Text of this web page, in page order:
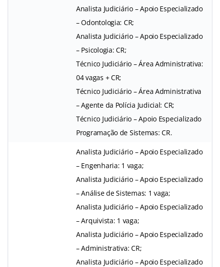
Analista Judiciário – Apoio Especializado
– Odontologia: CR;
Analista Judiciário – Apoio Especializado
– Psicologia: CR;
Técnico Judiciário – Área Administrativa:
04 vagas + CR;
Técnico Judiciário – Área Administrativa
– Agente da Polícia Judicial: CR;
Técnico Judiciário – Apoio Especializado
Programação de Sistemas: CR.
Analista Judiciário – Apoio Especializado
– Engenharia: 1 vaga;
Analista Judiciário – Apoio Especializado
– Análise de Sistemas: 1 vaga;
Analista Judiciário – Apoio Especializado
– Arquivista: 1 vaga;
Analista Judiciário – Apoio Especializado
– Administrativa: CR;
Analista Judiciário – Apoio Especializado